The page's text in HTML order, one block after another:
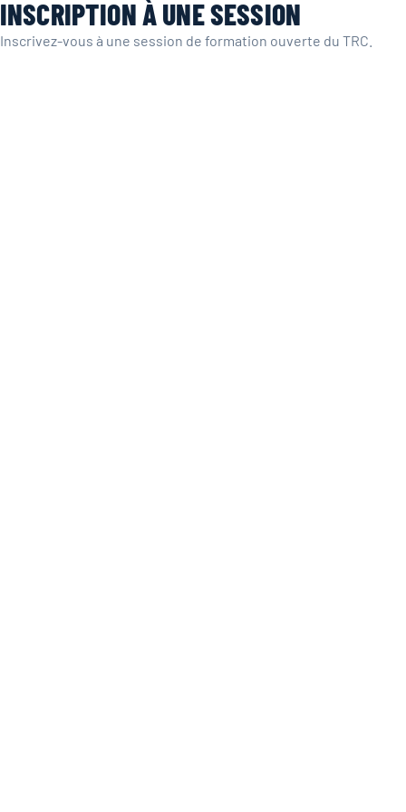
INSCRIPTION À UNE SESSION
Inscrivez-vous à une session de formation ouverte du TRC.